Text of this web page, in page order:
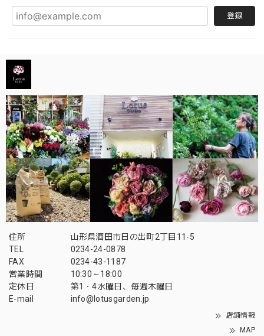
登録
住所
山形県酒田市日の出町2丁目11-5
TEL
0234-24-0878
FAX
0234-43-1187
営業時間
10:30～18:00
定休日
第1・4水曜日、毎週木曜日
E-mail
info@lotusgarden.jp
店舗情報
MAP